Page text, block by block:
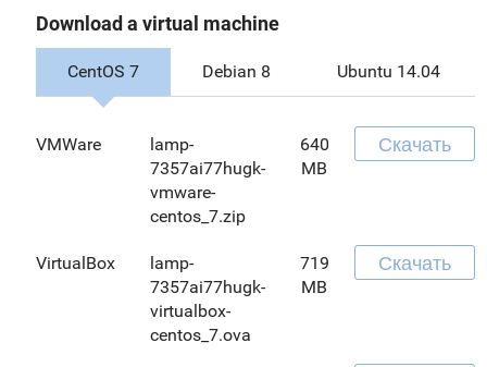
Download a virtual machine
CentOS 7 Debian 8 Ubuntu 14.04
VMWare
lamp-
7357ai77hugk-
vmware-
centos_7.zip
640
MB
Скачать
VirtualBox
lamp-
7357ai77hugk-
virtualbox-
centos_7.ova
719
MB
Скачать